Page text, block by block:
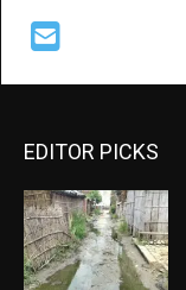
EDITOR PICKS